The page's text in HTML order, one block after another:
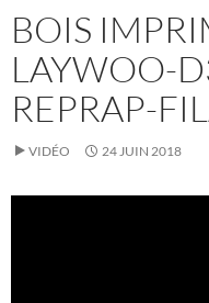
BOIS
LAYWOO-
REPRAP-
VIDÉO 24 JUIN 2018